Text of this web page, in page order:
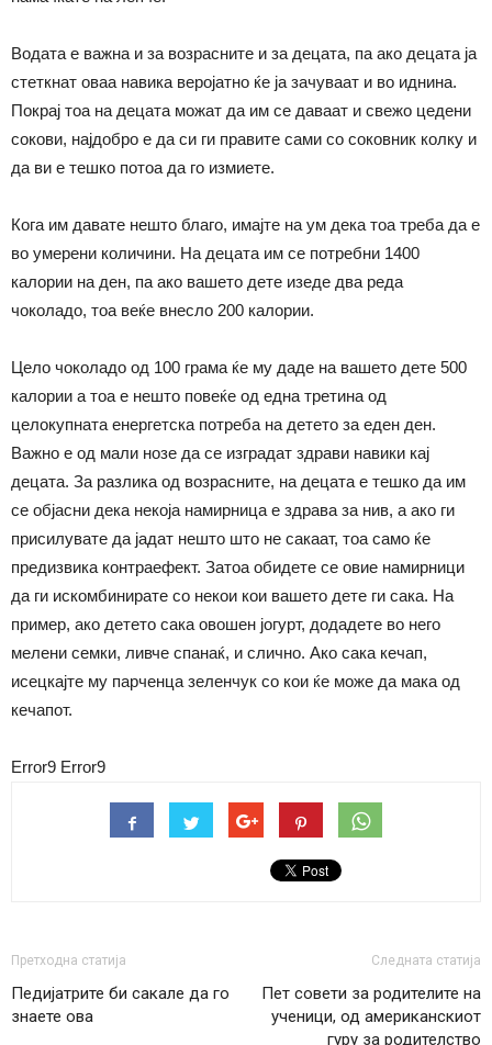
Водата е важна и за возрасните и за децата, па ако децата ја
стеткнат оваа навика веројатно ќе ја зачуваат и во иднина.
Покрај тоа на децата можат да им се даваат и свежо цедени
сокови, најдобро е да си ги правите сами со соковник колку и
да ви е тешко потоа да го измиете.
Кога им давате нешто благо, имајте на ум дека тоа треба да е
во умерени количини. На децата им се потребни 1400
калории на ден, па ако вашето дете изеде два реда
чоколадо, тоа веќе внесло 200 калории.
Цело чоколадо од 100 грама ќе му даде на вашето дете 500
калории а тоа е нешто повеќе од една третина од
целокупната енергетска потреба на детето за еден ден.
Важно е од мали нозе да се изградат здрави навики кај
децата. За разлика од возрасните, на децата е тешко да им
се објасни дека некоја намирница е здрава за нив, а ако ги
присилувате да јадат нешто што не сакаат, тоа само ќе
предизвика контраефект. Затоа обидете се овие намирници
да ги искомбинирате со некои кои вашето дете ги сака. На
пример, ако детето сака овошен јогурт, додадете во него
мелени семки, ливче спанаќ, и слично. Ако сака кечап,
исецкајте му парченца зеленчук со кои ќе може да мака од
кечапот.
Error9 Error9
Претходна статија
Педијатрите би сакале да го
знаете ова
Следната статија
Пет совети за родителите на
ученици, од американскиот
гуру за родителство